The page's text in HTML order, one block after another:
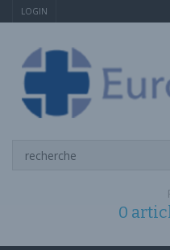
LOGIN
0